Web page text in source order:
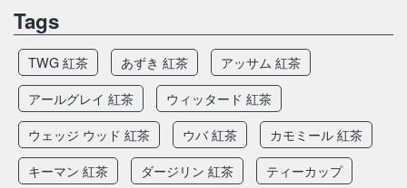
Tags
TWG 紅茶 あずき 紅茶
アッサム 紅茶
アールグレイ 紅茶
ウィッタード 紅茶
ウェッジ ウッド 紅茶
ウバ 紅茶
カモミール 紅茶
キーマン 紅茶
ダージリン 紅茶
ティーカップ